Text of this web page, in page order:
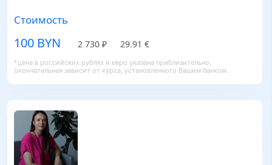
Стоимость
100 BYN 2 730 ₽ 29.91 €
*цена в российских рублях и евро указана приблизительно,
окончательная зависит от курса, установленного Вашим банком.